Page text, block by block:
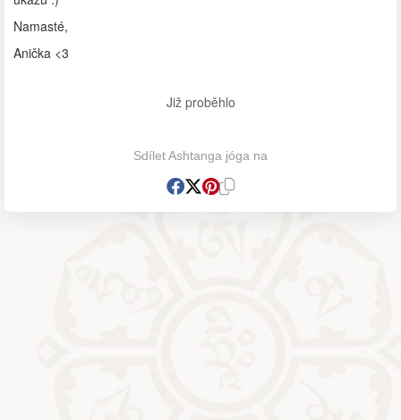
Namasté,
Anička <3
Již proběhlo
Sdílet Ashtanga jóga na